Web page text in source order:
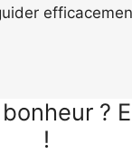
?
!